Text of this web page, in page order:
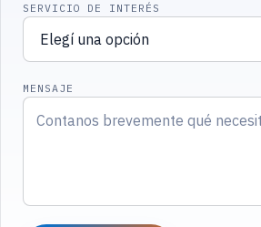
SERVICIO DE INTERÉS
MENSAJE